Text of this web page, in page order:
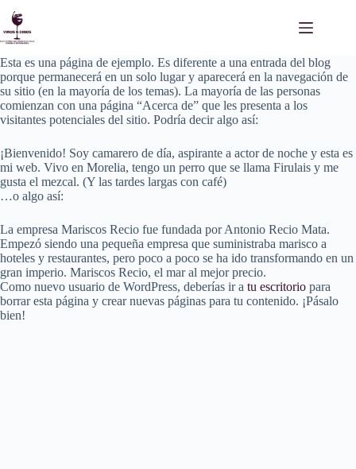
contenido
Esta es una página de ejemplo. Es diferente a una entrada del blog
porque permanecerá en un solo lugar y aparecerá en la navegación de
su sitio (en la mayoría de los temas). La mayoría de las personas
comienzan con una página “Acerca de” que les presenta a los
visitantes potenciales del sitio. Podría decir algo así:
¡Bienvenido! Soy camarero de día, aspirante a actor de noche y esta es
mi web. Vivo en Morelia, tengo un perro que se llama Firulais y me
gusta el mezcal. (Y las tardes largas con café)
…o algo así:
La empresa Mariscos Recio fue fundada por Antonio Recio Mata.
Empezó siendo una pequeña empresa que suministraba marisco a
hoteles y restaurantes, pero poco a poco se ha ido transformando en un
gran imperio. Mariscos Recio, el mar al mejor precio.
Como nuevo usuario de WordPress, deberías ir a tu escritorio para
borrar esta página y crear nuevas páginas para tu contenido. ¡Pásalo
bien!